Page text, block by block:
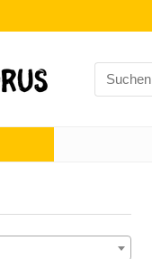
Search
for: